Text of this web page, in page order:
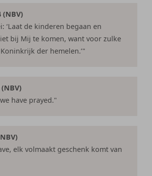
(NBV)
‘Laat de kinderen begaan en
bij Mij te komen, want voor zulke
der hemelen.’"
have prayed."
elk volmaakt geschenk komt van